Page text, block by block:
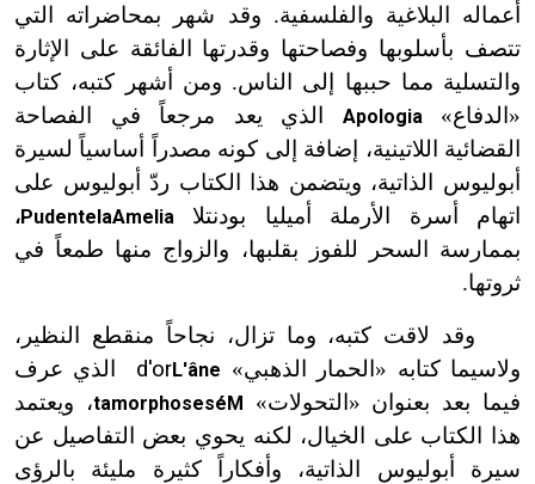
أعماله البلاغية والفلسفية. وقد شهر بمحاضراته التي
تتصف بأسلوبها وفصاحتها وقدرتها الفائقة على الإثارة
والتسلية مما حببها إلى الناس. ومن أشهر كتبه، كتاب
«الدفاع» Apologia الذي يعد مرجعاً في الفصاحة
القضائية اللاتينية، إضافة إلى كونه مصدراً أساسياً لسيرة
أبوليوس الذاتية، ويتضمن هذا الكتاب ردّ أبوليوس على
اتهام أسرة الأرملة أميليا بودنتلا Amelia
Pudentela،
بممارسة السحر للفوز بقلبها، والزواج منها طمعاً في
ثروتها.
وقد لاقت كتبه، وما تزال، نجاحاً منقطع النظير،
ولاسيما كتابه «الحمار الذهبي» L'âne
d'or
الذي عرف
فيما بعد بعنوان «التحولات»
M
é
tamorphoses، ويعتمد
هذا الكتاب على الخيال، لكنه يحوي بعض التفاصيل عن
سيرة أبوليوس الذاتية، وأفكاراً كثيرة مليئة بالرؤى